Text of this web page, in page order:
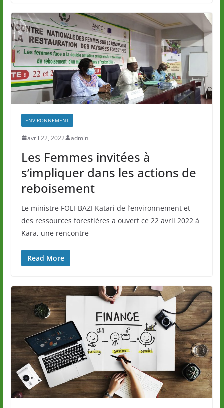
ENVIRONNEMENT
avril 22, 2022 admin
Les Femmes invitées à
s’impliquer dans les actions de
reboisement
Le ministre FOLI-BAZI Katari de l’environnement et
des ressources forestières a ouvert ce 22 avril 2022 à
Kara, une rencontre
Read More